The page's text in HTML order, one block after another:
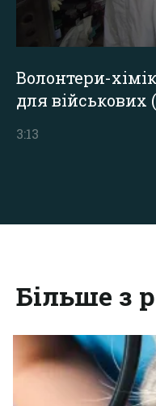
Волонтери-
для військових
3:13
Більше з